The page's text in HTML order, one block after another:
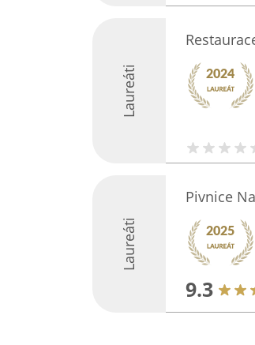
Laureáti
Laureáti
Pivnice
9.3